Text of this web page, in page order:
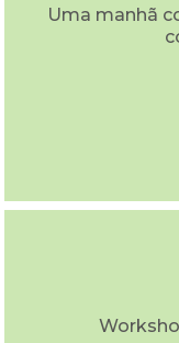
Uma manhã